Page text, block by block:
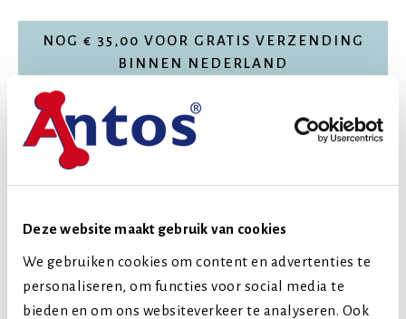
Deze website maakt gebruik van cookies
We gebruiken cookies om content en advertenties te
personaliseren, om functies voor social media te
bieden en om ons websiteverkeer te analyseren. Ook
NOG € 35,00 VOOR GRATIS VERZENDING
BINNEN NEDERLAND
Product
DOORGAAN
SAMENVATTING
Subtotaal artikel(en)
€ 0,00